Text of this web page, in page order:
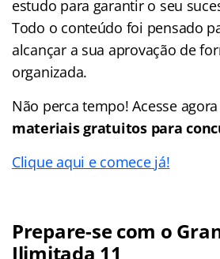
estudo para garantir o seu
Todo o conteúdo foi pensado
alcançar a sua aprovação de
organizada.
Não perca tempo! Acesse
materiais gratuitos para
Clique aqui e comece já!
Prepare-se com o
Ilimitada 11